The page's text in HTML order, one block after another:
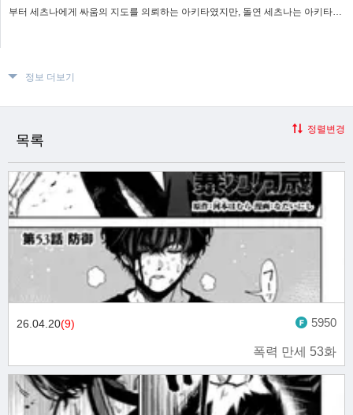
부터 세츠나에게 싸움의 지도를 의뢰하는 아키타였지만, 돌연 세츠나는 아키타에
정보 더보기
목록
정렬변경
폭력 만세 53화
26.04.20(9) 5950